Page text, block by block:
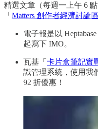
精選文章（每週一上午 6
「 Matters 創作者經濟討論區
電子報是以 Heptabase
起寫下 IMO。
瓦基「 卡片盒筆記實
識管理系統，使用我
92 折優惠！